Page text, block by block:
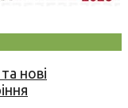
нові